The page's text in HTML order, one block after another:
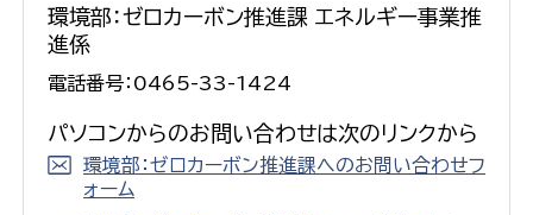
環境部：ゼロカーボン推進課 エネルギー事業推
進係
電話番号：0465-33-1424
パソコンからのお問い合わせは次のリンクから
環境部：ゼロカーボン推進課へのお問い合わせフ
ォーム